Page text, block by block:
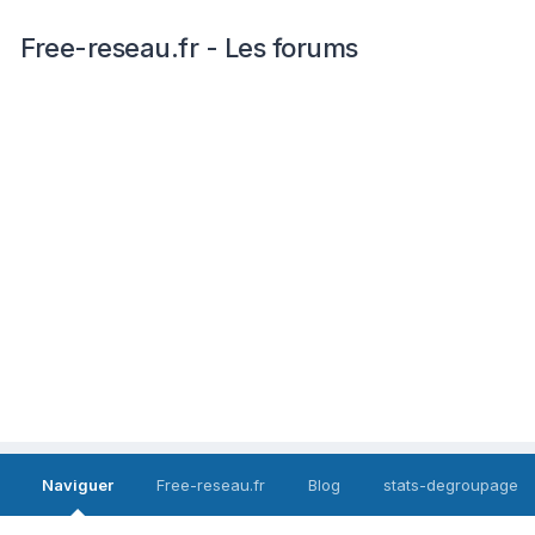
Free-reseau.fr - Les forums
Naviguer Free-reseau.fr Blog stats-degroupage